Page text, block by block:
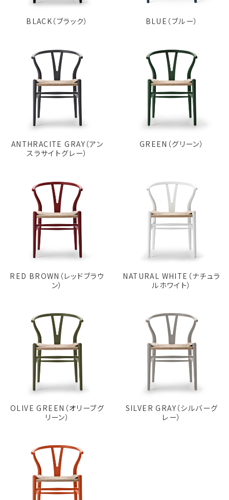
BLACK（ブラック） BLUE（ブルー）
ANTHRACITE GRAY（アン
スラサイトグレー）
GREEN（グリーン）
RED BROWN（レッドブラウ
ン）
NATURAL WHITE（ナチュラ
ルホワイト）
OLIVE GREEN（オリーブグ
リーン）
SILVER GRAY（シルバーグ
レー）